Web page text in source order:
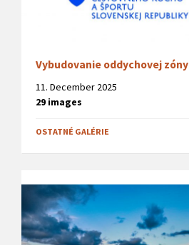
Vybudovanie oddychovej zóny
11. December 2025
29 images
OSTATNÉ GALÉRIE